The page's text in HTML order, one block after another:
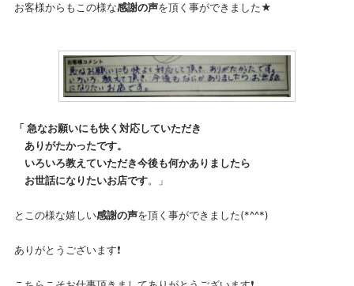
お客様からもこの様な感謝の声を頂く事ができました★
「 急なお願いにも快く対応していただき
ありがたかったです。
いろいろ教えていただき今後も何かありましたら
お世話になりたいお店です。」
とこの様な嬉しい感謝の声を頂く事ができました(*^^*)
ありがとうございます❗